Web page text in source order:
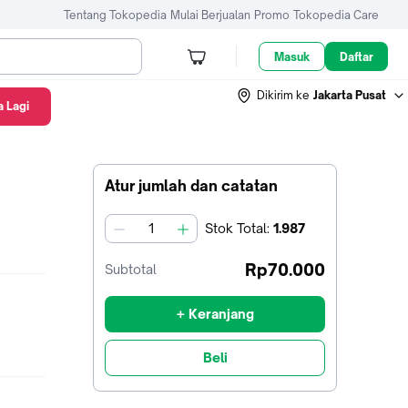
Tentang Tokopedia Mulai Berjualan Promo Tokopedia Care
Masuk Daftar
Dikirim ke Jakarta Pusat
Atur jumlah dan catatan
jumlah Stok Total: 1.987
Subtotal Rp70.000
+ Keranjang
Beli
Lagi